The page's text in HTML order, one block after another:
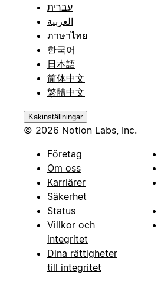
עברית
العربية
ภาษาไทย
한국어
日本語
简体中文
繁體中文
Kakinställningar
© 2026 Notion Labs, Inc.
Företag
Om oss
Karriärer
Säkerhet
Status
Villkor och
integritet
Dina rättigheter
till integritet